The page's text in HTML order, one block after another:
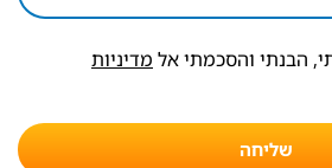
הבנתי והסכמתי אל מדיניות
שליחה